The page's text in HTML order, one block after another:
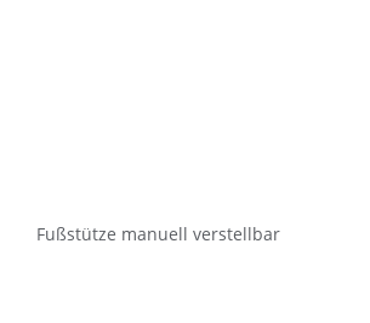
Fußstütze manuell verstellbar